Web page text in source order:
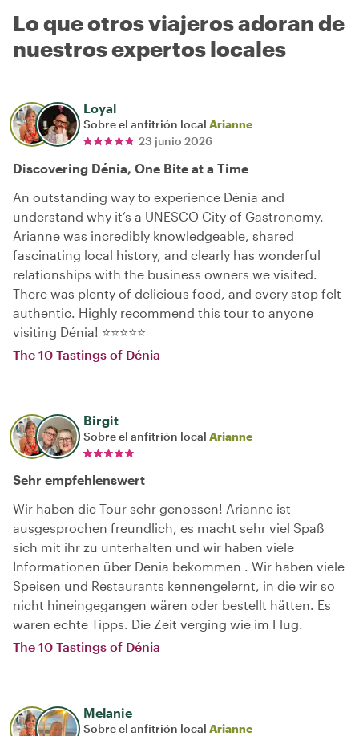
Lo que otros viajeros adoran de
nuestros expertos locales
Loyal
Sobre el anfitrión local Arianne
23 junio 2026
Discovering Dénia, One Bite at a Time
An outstanding way to experience Dénia and
understand why it’s a UNESCO City of Gastronomy.
Arianne was incredibly knowledgeable, shared
fascinating local history, and clearly has wonderful
relationships with the business owners we visited.
There was plenty of delicious food, and every stop felt
authentic. Highly recommend this tour to anyone
visiting Dénia! ⭐⭐⭐⭐⭐
The 10 Tastings of Dénia
Birgit
Sobre el anfitrión local Arianne
Sehr empfehlenswert
Wir haben die Tour sehr genossen! Arianne ist
ausgesprochen freundlich, es macht sehr viel Spaß
sich mit ihr zu unterhalten und wir haben viele
Informationen über Denia bekommen . Wir haben viele
Speisen und Restaurants kennengelernt, in die wir so
nicht hineingegangen wären oder bestellt hätten. Es
waren echte Tipps. Die Zeit verging wie im Flug.
The 10 Tastings of Dénia
Melanie
Sobre el anfitrión local Arianne